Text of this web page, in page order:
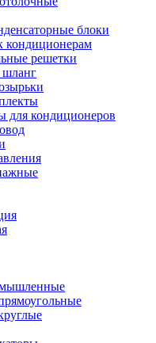
блоки
решетки
для кондиционеров